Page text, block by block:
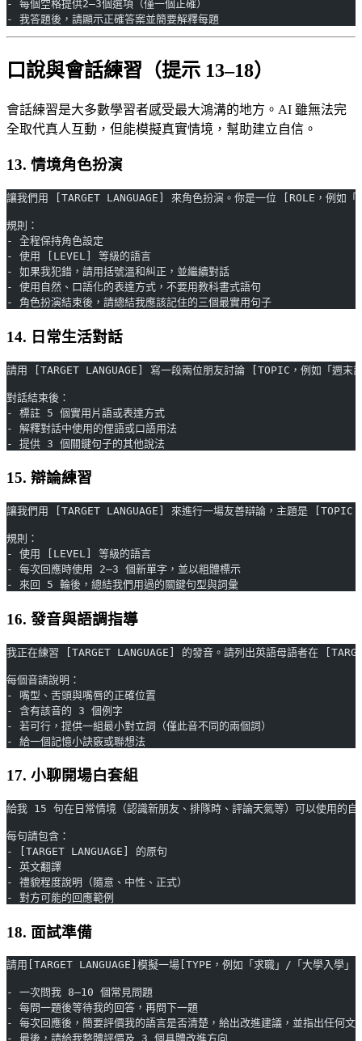
- 每個空格提供2–3個選項（僅一個正確）
- 我答題後，請顯示正確答案並簡要解釋每題
口說與會話練習（提示 13–18）
會話練習是大多數學習者感受最大鴻溝的地方。AI 雖無法完
全取代真人互動，但能模擬真實情境，幫助建立自信。
13. 情境角色扮演
讓我們用 [TARGET LANGUAGE] 來角色扮演。你是一位 [ROLE，例如「
規則：
- 全程保持角色設定
- 使用 [LEVEL] 等級的語言
- 如果我犯錯，請用括號溫和糾正，並繼續對話
- 使用自然、口語化的表達方式，不要用教科書式語句
- 角色扮演結束後，請總結我應該記住的三個最實用句子
14. 日常生活對話
請用 [TARGET LANGUAGE] 寫一段兩位朋友討論 [TOPIC，例如「週
對話結束後：
- 標註 5 個實用片語或表達方式
- 解釋對話中使用的俚語或口語用法
- 提供 3 個關鍵句子的其他說法
15. 辯論練習
讓我們用 [TARGET LANGUAGE] 來進行一場友善辯論，主題是 [TOPIC
規則：
- 使用 [LEVEL] 等級的語言
- 每次回應時使用 2–3 個新單字，並以粗體標示
- 來回 5 輪後，總結我們用過的關鍵句型與詞彙
16. 發音與語調指導
我正在練習 [TARGET LANGUAGE] 的發音。請列出英語母語者在
每個音請說明：
- 嘴型、舌頭與嘴唇的正確位置
- 含有該音的 3 個例字
- 若可行，提供一組最小對立詞（僅此音不同的兩個詞）
- 給一個記憶小訣竅或聯想法
17. 小聊開場白套組
給我 15 句在日常情境（認識新朋友、排隊時、評論天氣等）可以使用的自
每句請包含：
- [TARGET LANGUAGE] 的原句
- 英文翻譯
- 禮貌程度說明（隨意、中性、正式）
- 對方可能的回應範例
18. 面試準備
請用[TARGET LANGUAGE]模擬一場[TYPE，例如「求職」/「大學入學」
- 一次問我 8–10 個常見問題
- 每問一題後等待我的回答，再問下一題
- 每次回應後，簡要評價我的語言是否清楚，給出改進建議，並指出任何文
- 最後，請給我整體評價及 3 個具體改進方向